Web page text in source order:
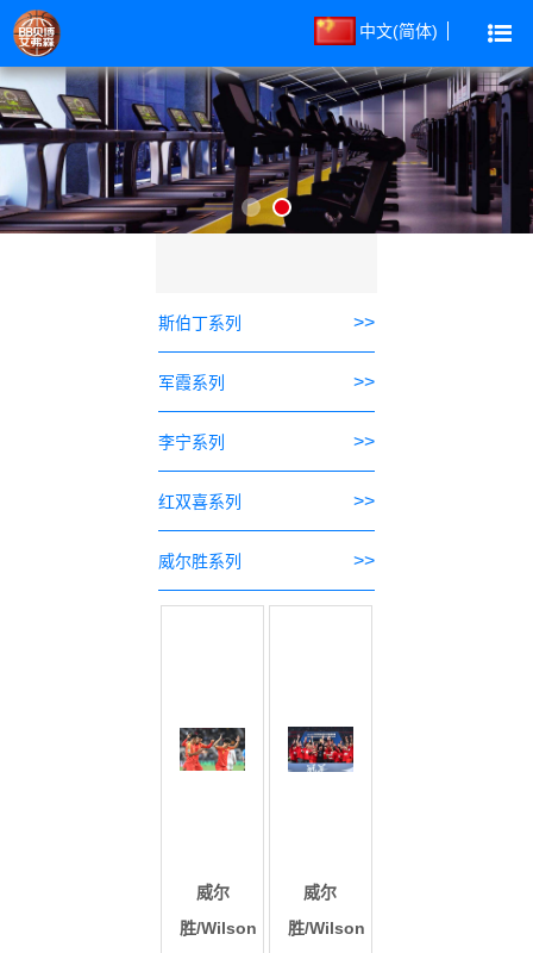
中文(简体)
斯伯丁系列 >>
军霞系列 >>
李宁系列 >>
红双喜系列 >>
威尔胜系列 >>
威尔
胜/Wilson
威尔
胜/Wilson